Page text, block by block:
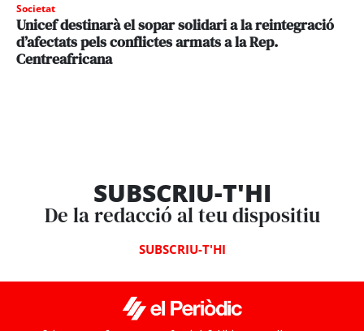
Societat
Unicef destinarà el sopar solidari a la reintegració
d’afectats pels conflictes armats a la Rep.
Centreafricana
SUBSCRIU-T'HI
De la redacció al teu dispositiu
SUBSCRIU-T'HI